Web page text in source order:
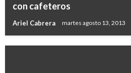
con cafeteros
Ariel Cabrera martes agosto 13, 2013